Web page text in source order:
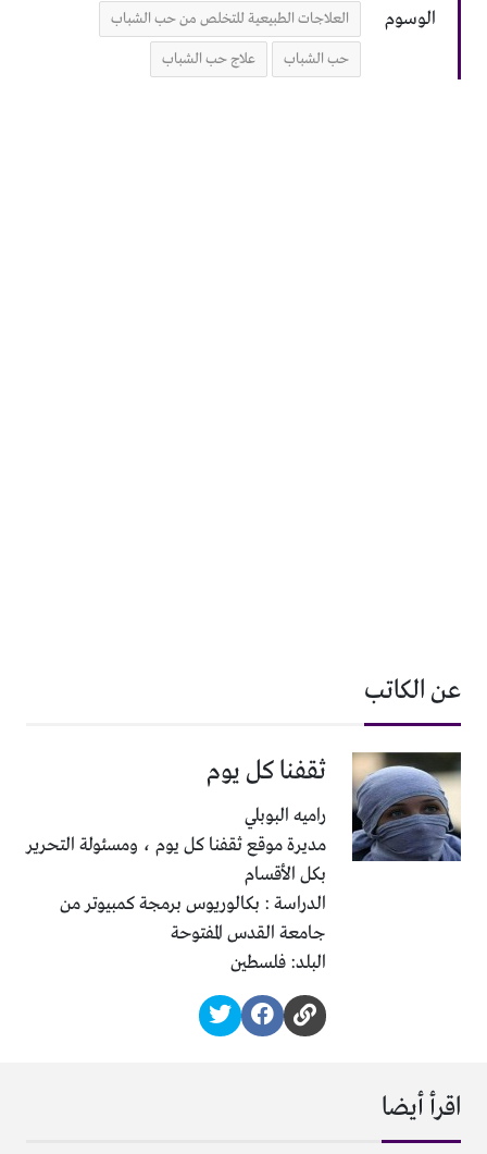
الوسوم العلاجات الطبيعية للتخلص من حب الشباب
حب الشباب علاج حب الشباب
عن الكاتب
ثقفنا كل يوم
راميه البوبلي
مديرة موقع ثقفنا كل يوم ، ومسئولة التحرير
بكل الأقسام
الدراسة : بكالوريوس برمجة كمبيوتر من
جامعة القدس المفتوحة
البلد: فلسطين
اقرأ أيضا